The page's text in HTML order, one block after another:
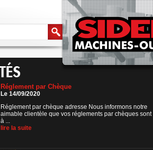
Réglement par Chèque
Le 14/09/2020
Réglement par chèque adresse Nous informons notre
aimable clientèle que vos réglements par chèques sont
à ...
lire la suite